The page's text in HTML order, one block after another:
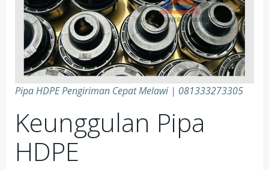
Pipa HDPE Pengiriman Cepat Melawi | 081333273305
Keunggulan Pipa
HDPE